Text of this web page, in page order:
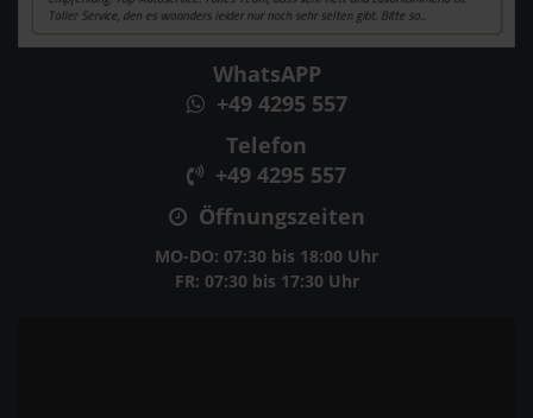
WhatsAPP
+49 4295 557
Telefon
+49 4295 557
Öffnungszeiten
MO-DO: 07:30 bis 18:00 Uhr
FR: 07:30 bis 17:30 Uhr